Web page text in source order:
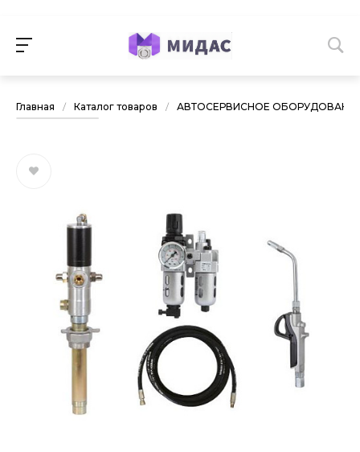
Главная / Каталог товаров / АВТОСЕРВИСНОЕ